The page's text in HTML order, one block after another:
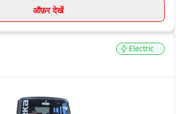
ऑफ़र देखें
Electric